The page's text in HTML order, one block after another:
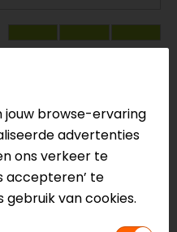
Ruime voorraad
Ruime voorraad
Gemiddelde voorraad
jouw browse-ervaring
advertenties
ons verkeer te
accepteren’ te
gebruik van cookies.